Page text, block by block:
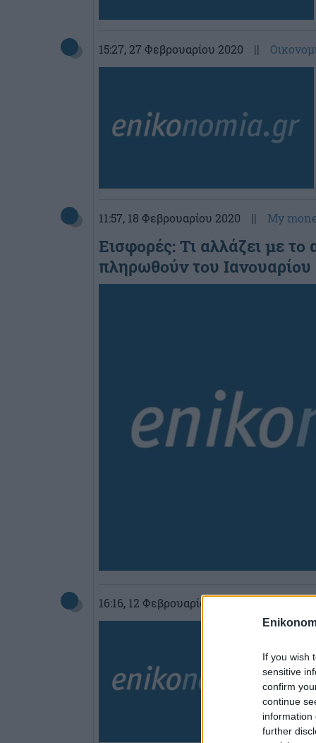
If you wish
sensitive
confirm
continue
information
further
15:27, 27 Φεβρουαρίου 2020 ||
11:57, 18 Φεβρουαρίου 2020 || My
Εισφορές: Τι αλλάζει με
πληρωθούν του Ιανουαρίου
16:16, 12 Φεβρουαρίου 2020